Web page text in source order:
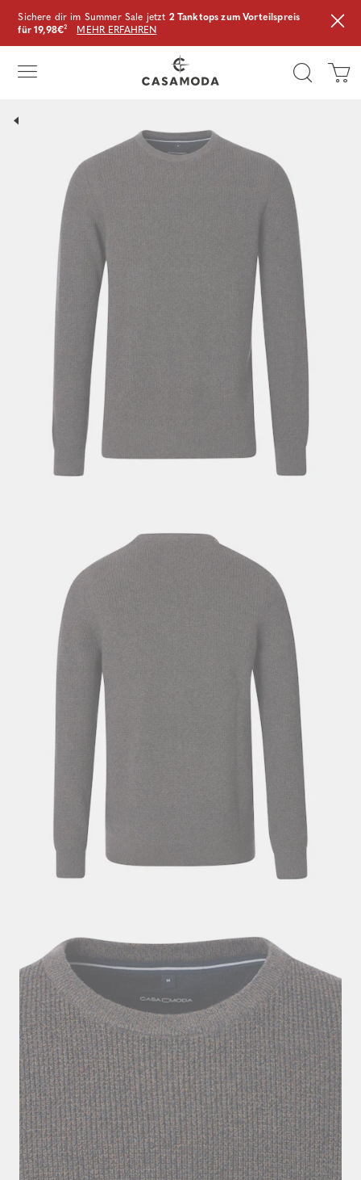
Sichere dir im Summer Sale jetzt 2 Tanktops zum Vorteilspreis
für 19,98€² MEHR ERFAHREN